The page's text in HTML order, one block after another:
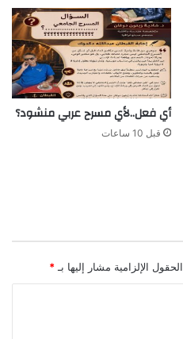
أي فعل..لأي مسرح عربي منشود؟
قبل 10 ساعات
الحقول الإلزامية مشار إليها بـ *